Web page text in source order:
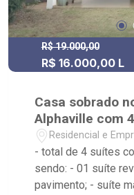
R$ 19.000,00
R$ 16.000,00 L
Casa sobrado
Alphaville com
Residencial e
Preto/SP
- total de 4 suítes
sendo: - 01 suíte
pavimento; - suíte